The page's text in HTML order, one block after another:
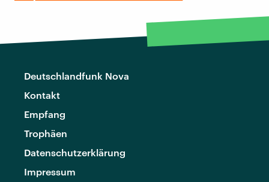
Deutschlandfunk Nova
Kontakt
Empfang
Trophäen
Datenschutzerklärung
Impressum